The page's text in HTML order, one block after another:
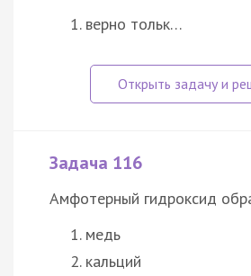
верно тольк…
Задача 116
Амфотерный гидроксид
медь
кальций